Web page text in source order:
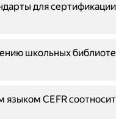
для
школьных
CEFR